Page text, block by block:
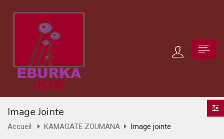
Image Jointe
Accueil KAMAGATE ZOUMANA Image jointe